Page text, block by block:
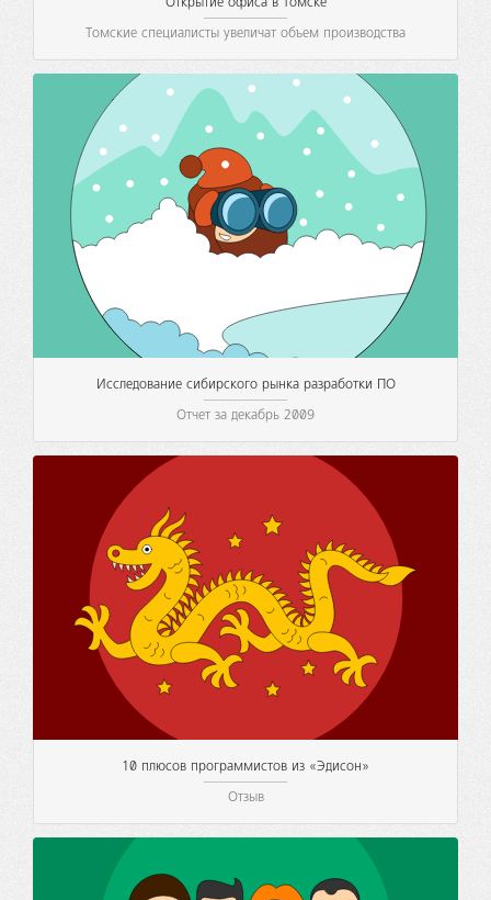
Томские специалисты увеличат объем производства
Исследование сибирского рынка разработки ПО
Отчет за декабрь 2009
10 плюсов программистов из «Эдисон»
Отзыв